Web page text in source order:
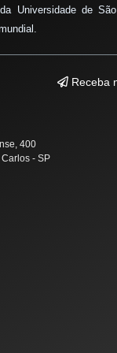
Universidade de
Receba
400
- SP